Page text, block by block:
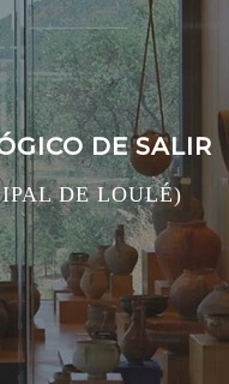
DE SALIR
DE LOULÉ)